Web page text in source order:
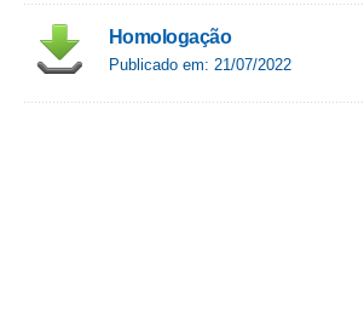
Homologação
Publicado em: 21/07/2022